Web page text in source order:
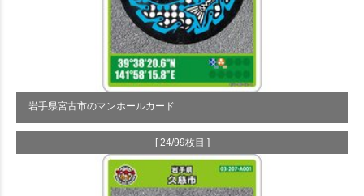
岩手県宮古市のマンホールカード
[ 24/99枚目 ]